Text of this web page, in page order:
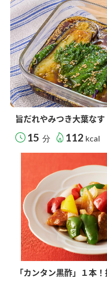
旨だれやみつき大葉なす
15 分 112 kcal
「カンタン黒酢」１本